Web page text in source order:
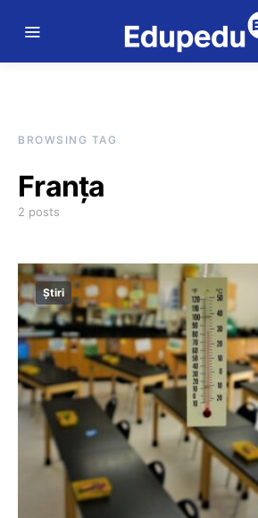
BROWSING TAG
Franța
2 posts
Știri